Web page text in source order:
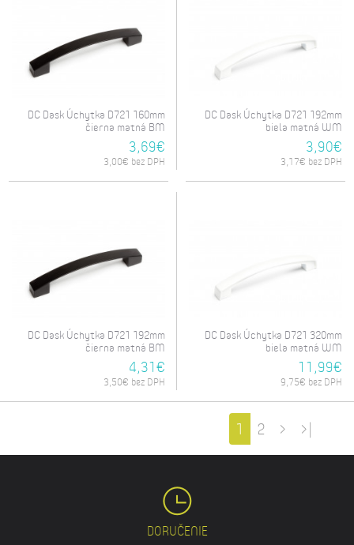
DC Dask Úchytka D721 160mm
čierna matná BM
3,69€
3,00€ bez DPH
DC Dask Úchytka D721 192mm
biela matná WM
3,90€
3,17€ bez DPH
DC Dask Úchytka D721 192mm
čierna matná BM
4,31€
3,50€ bez DPH
DC Dask Úchytka D721 320mm
biela matná WM
11,99€
9,75€ bez DPH
1 2 > >|
DORUČENIE